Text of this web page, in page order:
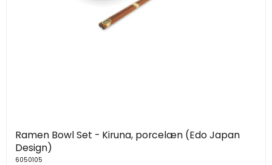
Ramen Bowl Set - Kiruna, porcelæn (Edo Japan
Design)
6050105